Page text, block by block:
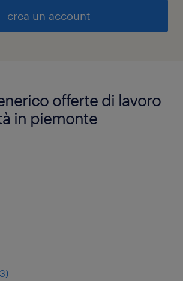
crea un account
offerte di lavoro
in piemonte
3)